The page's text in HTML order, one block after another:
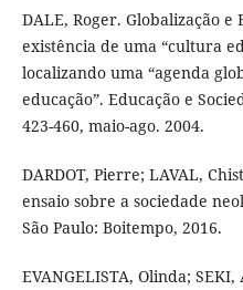
DALE, Roger. Globalização
existência de uma “cultura
localizando uma “agenda
educação”. Educação e
423-460, maio-ago. 2004.
DARDOT, Pierre; LAVAL,
ensaio sobre a sociedade
São Paulo: Boitempo, 2016.
EVANGELISTA, Olinda;